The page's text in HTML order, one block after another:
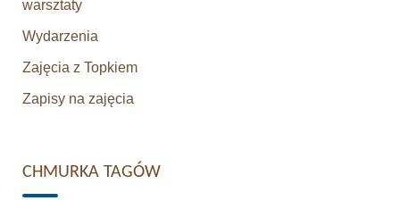
warsztaty
Wydarzenia
Zajęcia z Topkiem
Zapisy na zajęcia
CHMURKA TAGÓW